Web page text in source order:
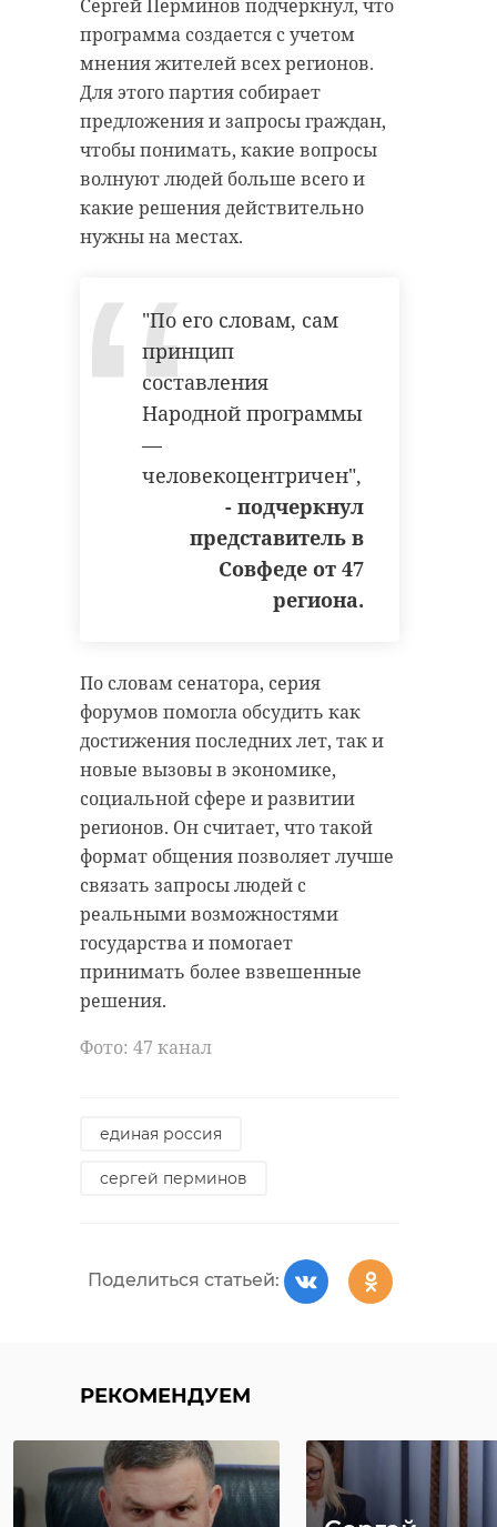
Сергей Перминов подчеркнул, что
программа создается с учетом
мнения жителей всех регионов.
Для этого партия собирает
предложения и запросы граждан,
чтобы понимать, какие вопросы
волнуют людей больше всего и
какие решения действительно
нужны на местах.
"По его словам, сам
принцип
составления
Народной программы
—
человекоцентричен",
- подчеркнул
представитель в
Совфеде от 47
региона.
По словам сенатора, серия
форумов помогла обсудить как
достижения последних лет, так и
новые вызовы в экономике,
социальной сфере и развитии
регионов. Он считает, что такой
формат общения позволяет лучше
связать запросы людей с
реальными возможностями
государства и помогает
принимать более взвешенные
решения.
Фото: 47 канал
единая россия
сергей перминов
Поделиться статьей:
РЕКОМЕНДУЕМ